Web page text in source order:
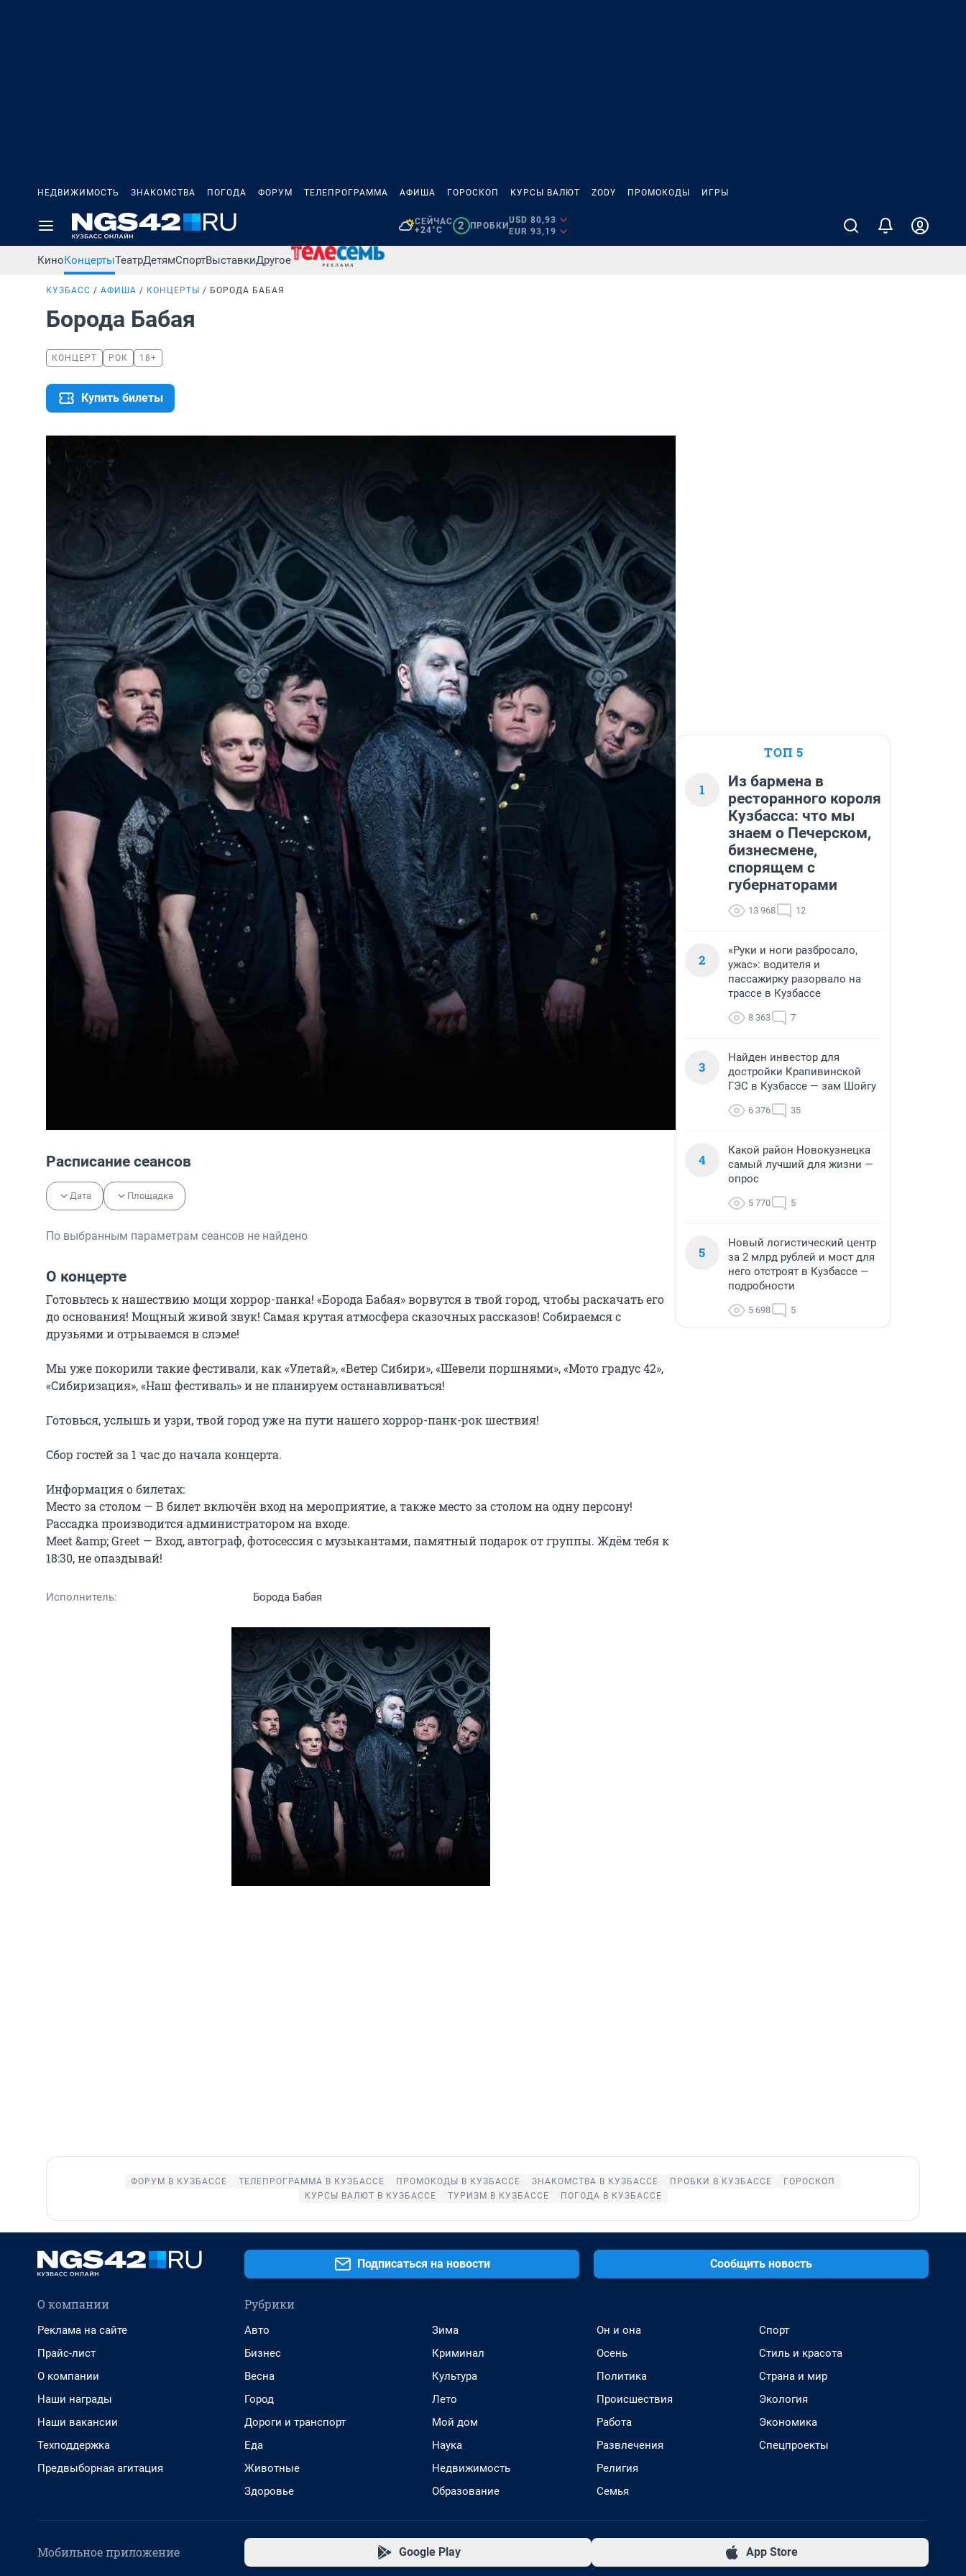
НЕДВИЖИМОСТЬ ЗНАКОМСТВА ПОГОДА ФОРУМ ТЕЛЕПРОГРАММА АФИША ГОРОСКОП КУРСЫ ВАЛЮТ ZODY ПРОМОКОДЫ ИГРЫ
СЕЙЧАС
+24°C
2 ПРОБКИ
USD 80,93
EUR 93,19
КиноКонцертыТеатрДетямСпортВыставкиДругое
КУЗБАСС АФИША КОНЦЕРТЫ БОРОДА БАБАЯ
Борода Бабая
КОНЦЕРТ РОК 18+
Купить билеты
Расписание сеансов
Дата Площадка
По выбранным параметрам сеансов не найдено
О концерте
Готовьтесь к нашествию мощи хоррор-панка! «Борода Бабая» ворвутся в твой город, чтобы раскачать его
до основания! Мощный живой звук! Самая крутая атмосфера сказочных рассказов! Собираемся с
друзьями и отрываемся в слэме!
Мы уже покорили такие фестивали, как «Улетай», «Ветер Сибири», «Шевели поршнями», «Мото градус 42»,
«Сибиризация», «Наш фестиваль» и не планируем останавливаться!
Готовься, услышь и узри, твой город уже на пути нашего хоррор-панк-рок шествия!
Сбор гостей за 1 час до начала концерта.
Информация о билетах:
Место за столом — В билет включён вход на мероприятие, а также место за столом на одну персону!
Рассадка производится администратором на входе.
Meet &amp; Greet — Вход, автограф, фотосессия с музыкантами, памятный подарок от группы. Ждём тебя к
18:30, не опаздывай!
Исполнитель: Борода Бабая
ТОП 5
1
Из бармена в
ресторанного короля
Кузбасса: что мы
знаем о Печерском,
бизнесмене,
спорящем с
губернаторами
13 968 12
2
«Руки и ноги разбросало,
ужас»: водителя и
пассажирку разорвало на
трассе в Кузбассе
8 363 7
3
Найден инвестор для
достройки Крапивинской
ГЭС в Кузбассе — зам Шойгу
6 376 35
4
Какой район Новокузнецка
самый лучший для жизни —
опрос
5 770 5
5
Новый логистический центр
за 2 млрд рублей и мост для
него отстроят в Кузбассе —
подробности
5 698 5
ФОРУМ В КУЗБАССЕ ТЕЛЕПРОГРАММА В КУЗБАССЕ ПРОМОКОДЫ В КУЗБАССЕ ЗНАКОМСТВА В КУЗБАССЕ ПРОБКИ В КУЗБАССЕ
ГОРОСКОП
КУРСЫ ВАЛЮТ В КУЗБАССЕ
ТУРИЗМ В КУЗБАССЕ ПОГОДА В КУЗБАССЕ
Подписаться на новости Сообщить новость
О компании
Реклама на сайте
Прайс-лист
О компании
Наши награды
Наши вакансии
Техподдержка
Предвыборная агитация
Рубрики
Авто
Бизнес
Весна
Город
Дороги и транспорт
Еда
Животные
Здоровье
Зима
Криминал
Культура
Лето
Мой дом
Наука
Недвижимость
Образование
Он и она
Осень
Политика
Происшествия
Работа
Развлечения
Религия
Семья
Спорт
Стиль и красота
Страна и мир
Экология
Экономика
Спецпроекты
Мобильное приложение Google Play App Store